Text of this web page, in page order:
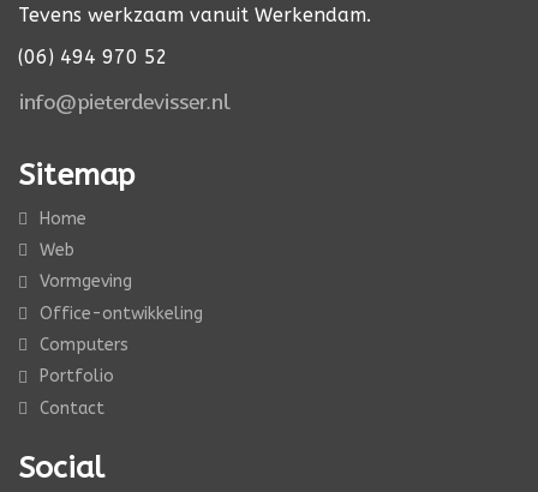
Tevens werkzaam vanuit Werkendam.
(06) 494 970 52
Sitemap
Home
Web
Vormgeving
Office-ontwikkeling
Computers
Portfolio
Contact
Social